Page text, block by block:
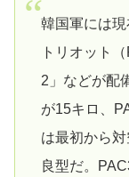
韓国軍には
トリオット
2」などが配
が15キロ、
は最初から
良型だ。